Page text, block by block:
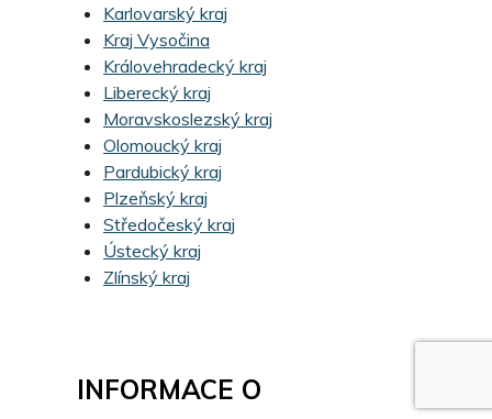
Karlovarský kraj
Kraj Vysočina
Královehradecký kraj
Liberecký kraj
Moravskoslezský kraj
Olomoucký kraj
Pardubický kraj
Plzeňský kraj
Středočeský kraj
Ústecký kraj
Zlínský kraj
INFORMACE O